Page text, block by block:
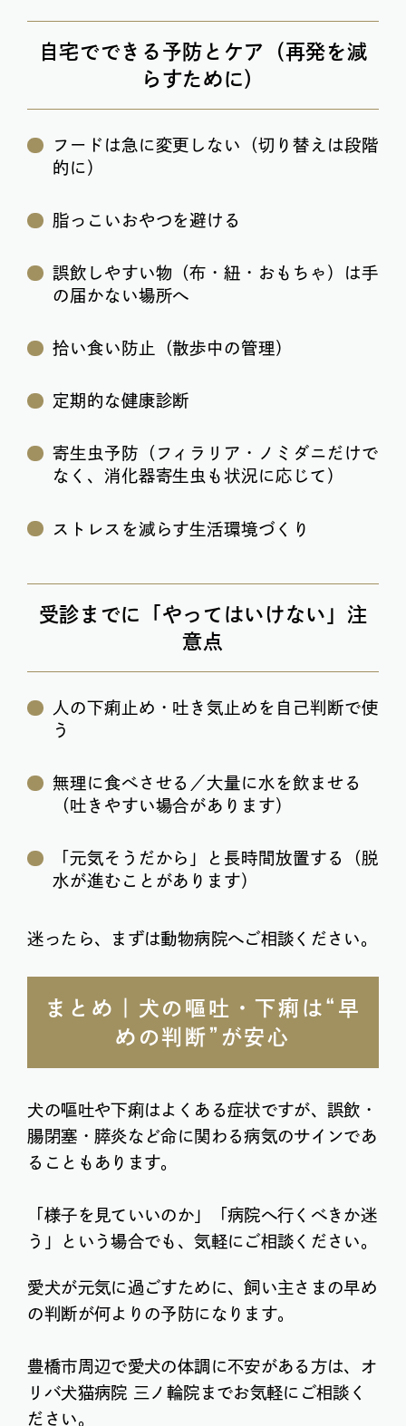
自宅でできる予防とケア（再発を減
らすために）
フードは急に変更しない（切り替えは段階
的に）
脂っこいおやつを避ける
誤飲しやすい物（布・紐・おもちゃ）は手
の届かない場所へ
拾い食い防止（散歩中の管理）
定期的な健康診断
寄生虫予防（フィラリア・ノミダニだけで
なく、消化器寄生虫も状況に応じて）
ストレスを減らす生活環境づくり
受診までに「やってはいけない」注
意点
人の下痢止め・吐き気止めを自己判断で使
う
無理に食べさせる／大量に水を飲ませる
（吐きやすい場合があります）
「元気そうだから」と長時間放置する（脱
水が進むことがあります）
迷ったら、まずは動物病院へご相談ください。
まとめ｜犬の嘔吐・下痢は“早
めの判断”が安心
犬の嘔吐や下痢はよくある症状ですが、誤飲・
腸閉塞・膵炎など命に関わる病気のサインであ
ることもあります。
「様子を見ていいのか」「病院へ行くべきか迷
う」という場合でも、気軽にご相談ください。
愛犬が元気に過ごすために、飼い主さまの早め
の判断が何よりの予防になります。
豊橋市周辺で愛犬の体調に不安がある方は、オ
リバ犬猫病院 三ノ輪院までお気軽にご相談く
ださい。